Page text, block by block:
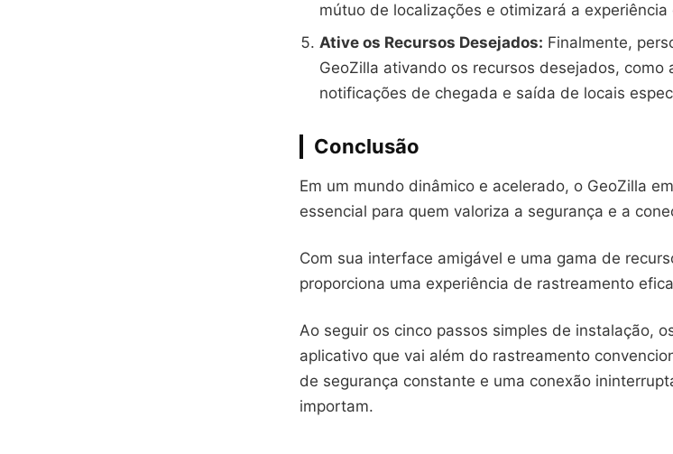
mútuo de localizações e otimizará a
Ative os Recursos Desejados: Finalmente,
GeoZilla ativando os recursos desejados, como
notificações de chegada e saída de locais
Conclusão
Em um mundo dinâmico e acelerado, o GeoZilla
essencial para quem valoriza a segurança e a
Com sua interface amigável e uma gama de
proporciona uma experiência de rastreamento
Ao seguir os cinco passos simples de instalação,
aplicativo que vai além do rastreamento
de segurança constante e uma conexão
importam.